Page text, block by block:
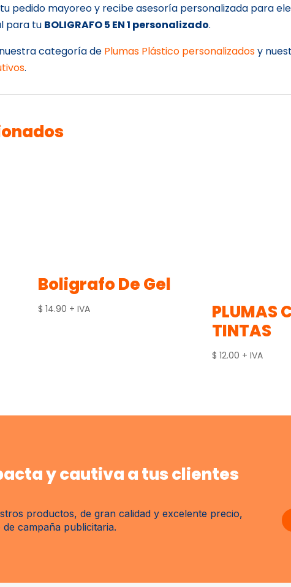
pedido mayoreo y recibe asesoría personalizada para
para tu BOLIGRAFO 5 EN 1 personalizado.
categoría de Plumas Plástico personalizadosy
.
Boligrafo De Gel
$ 14.90 + IVA
PLUMAS
TINTAS
$ 12.00 + IVA
y cautiva a tus clientes
productos, de gran calidad y excelente precio,
campaña publicitaria.